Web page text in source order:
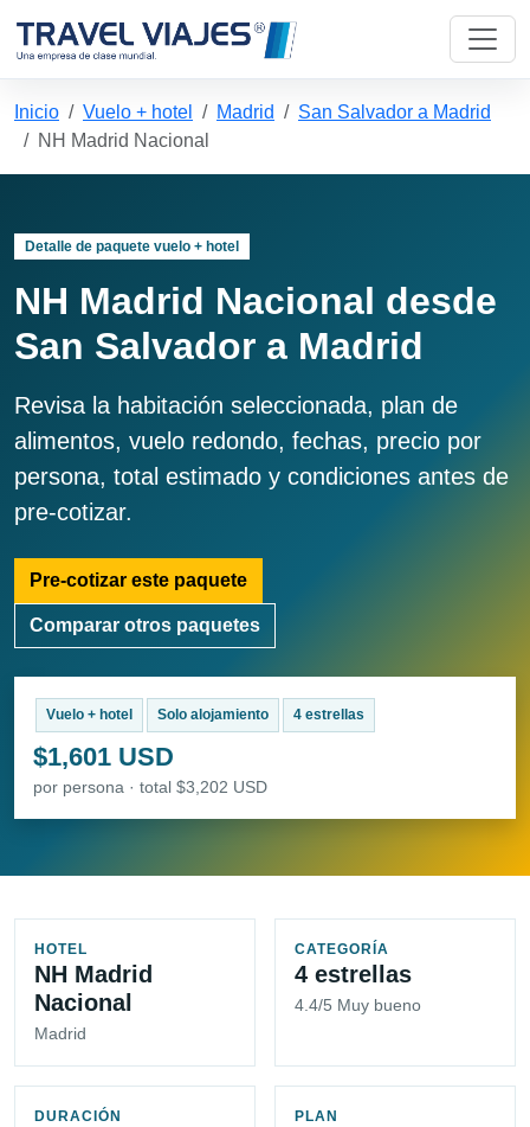
Inicio Vuelo + hotel Madrid
San Salvador a Madrid
NH Madrid Nacional
Detalle de paquete vuelo + hotel
NH Madrid Nacional desde
San Salvador a Madrid
Revisa la habitación seleccionada, plan de
alimentos, vuelo redondo, fechas, precio por
persona, total estimado y condiciones antes de
pre-cotizar.
Pre-cotizar este paquete
Comparar otros paquetes
Vuelo + hotel Solo alojamiento 4 estrellas
$1,601 USD
por persona · total $3,202 USD
HOTEL
NH Madrid
Nacional
Madrid
CATEGORÍA
4 estrellas
4.4/5 Muy bueno
DURACIÓN PLAN